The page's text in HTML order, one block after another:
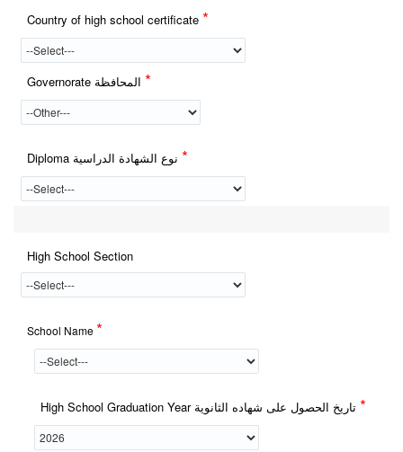
Country of high school certificate *
*
*
High School Section
School Name *
*